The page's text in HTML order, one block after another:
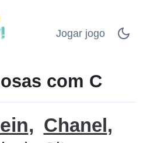
Jogar jogo
com C
Chanel